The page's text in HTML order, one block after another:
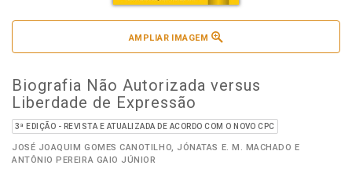
AMPLIAR IMAGEM
Biografia Não Autorizada versus
Liberdade de Expressão
3ª EDIÇÃO - REVISTA E ATUALIZADA DE ACORDO COM O NOVO CPC
JOSÉ JOAQUIM GOMES CANOTILHO, JÓNATAS E. M. MACHADO E
ANTÔNIO PEREIRA GAIO JÚNIOR